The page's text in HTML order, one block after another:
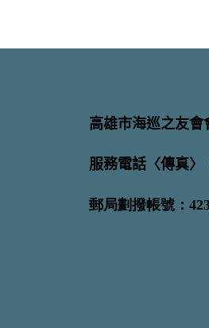
高雄市海巡之友會
服務電話〈傳真〉
郵局劃撥帳號：